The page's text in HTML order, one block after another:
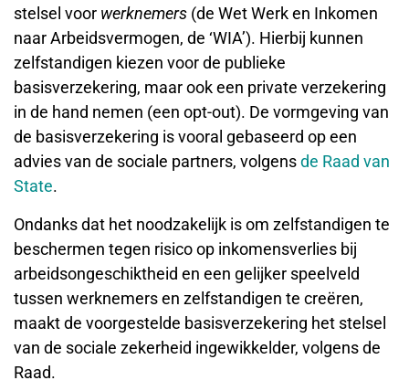
stelsel voor werknemers (de Wet Werk en Inkomen
naar Arbeidsvermogen, de ‘WIA’). Hierbij kunnen
zelfstandigen kiezen voor de publieke
basisverzekering, maar ook een private verzekering
in de hand nemen (een opt-out). De vormgeving van
de basisverzekering is vooral gebaseerd op een
advies van de sociale partners, volgensde Raad van
State.
Ondanks dat het noodzakelijk is om zelfstandigen te
beschermen tegen risico op inkomensverlies bij
arbeidsongeschiktheid en een gelijker speelveld
tussen werknemers en zelfstandigen te creëren,
maakt de voorgestelde basisverzekering het stelsel
van de sociale zekerheid ingewikkelder, volgens de
Raad.